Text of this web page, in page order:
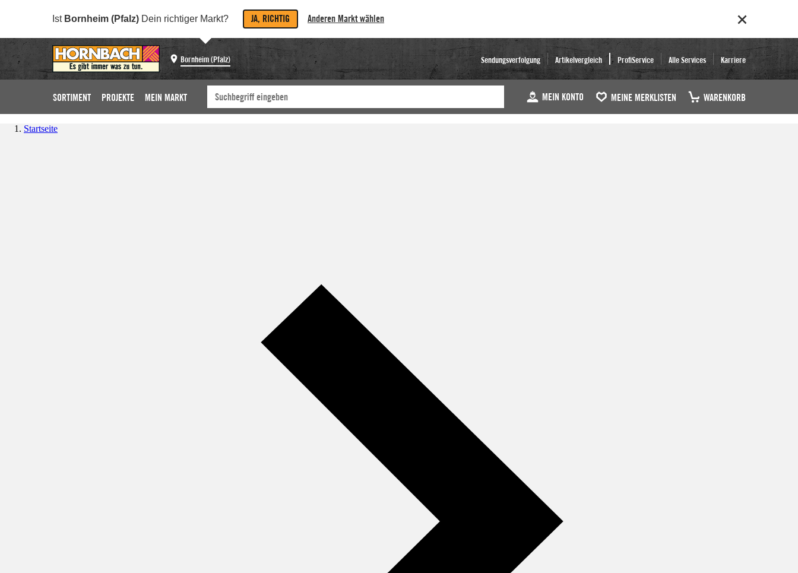
Ist Bornheim (Pfalz) Dein richtiger Markt? JA, RICHTIG Anderen Markt wählen
Bornheim (Pfalz) Sendungsverfolgung Artikelvergleich ProfiService Alle Services Karriere
SORTIMENT PROJEKTE MEIN MARKT MEIN KONTO MEINE MERKLISTEN WARENKORB
Startseite